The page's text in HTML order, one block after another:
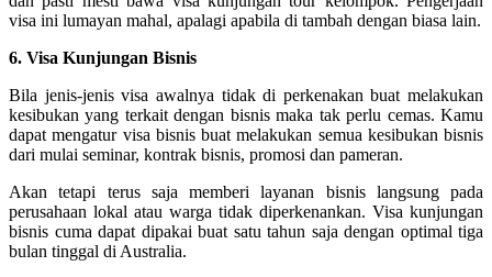
visa ini lumayan mahal, apalagi apabila di tambah dengan biasa lain.
6. Visa Kunjungan Bisnis
Bila jenis-jenis visa awalnya tidak di perkenakan buat melakukan
kesibukan yang terkait dengan bisnis maka tak perlu cemas. Kamu
dapat mengatur visa bisnis buat melakukan semua kesibukan bisnis
dari mulai seminar, kontrak bisnis, promosi dan pameran.
Akan tetapi terus saja memberi layanan bisnis langsung pada
perusahaan lokal atau warga tidak diperkenankan. Visa kunjungan
bisnis cuma dapat dipakai buat satu tahun saja dengan optimal tiga
bulan tinggal di Australia.